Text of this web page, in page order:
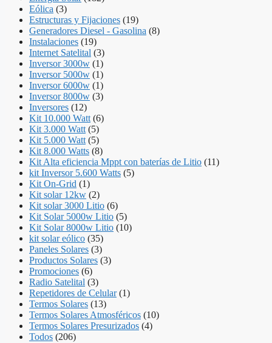
Eólica (3)
Estructuras y Fijaciones (19)
Generadores Diesel - Gasolina (8)
Instalaciones (19)
Internet Satelital (3)
Inversor 3000w (1)
Inversor 5000w (1)
Inversor 6000w (1)
Inversor 8000w (3)
Inversores (12)
Kit 10.000 Watt (6)
Kit 3.000 Watt (5)
Kit 5.000 Watt (5)
Kit 8.000 Watts (8)
Kit Alta eficiencia Mppt con baterías de Litio (11)
kit Inversor 5.600 Watts (5)
Kit On-Grid (1)
Kit solar 12kw (2)
Kit solar 3000 Litio (6)
Kit Solar 5000w Litio (5)
Kit Solar 8000w Litio (10)
kit solar eólico (35)
Paneles Solares (3)
Productos Solares (3)
Promociones (6)
Radio Satelital (3)
Repetidores de Celular (1)
Termos Solares (13)
Termos Solares Atmosféricos (10)
Termos Solares Presurizados (4)
Todos (206)